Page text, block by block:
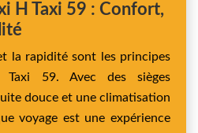
H Taxi 59 : Confort,
la rapidité sont les principes
Taxi 59. Avec des sièges
douce et une climatisation
voyage est une expérience